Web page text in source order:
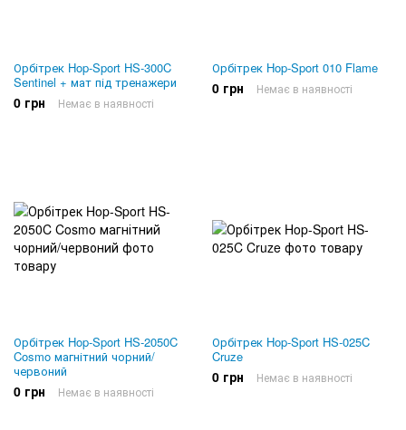
Орбітрек Hop-Sport HS-300C
Sentinel + мат під тренажери
0 грн Немає в наявності
Орбітрек Hop-Sport 010 Flame
0 грн Немає в наявності
Орбітрек Hop-Sport HS-2050C
Cosmo магнітний чорний/
червоний
0 грн Немає в наявності
Орбітрек Hop-Sport HS-025C
Cruze
0 грн Немає в наявності